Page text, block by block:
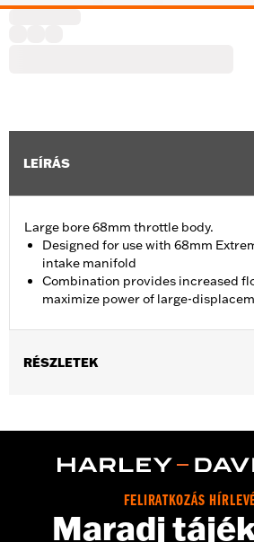
LEÍRÁS
Large bore 68mm throttle body.
Designed for use with 68mm
intake manifold
Combination provides increased
maximize power of large-
RÉSZLETEK
Eight High-Flow Air cleaners.
Installation Instructions
ECM Calibration Required:Yes
Sold In Units:Each
FELIRATKOZÁS
Maradj